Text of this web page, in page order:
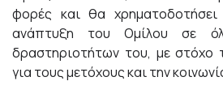
φορές και θα χρηματοδοτήσει
ανάπτυξη του Ομίλου σε
δραστηριοτήτων του, με στόχο
για τους μετόχους και την